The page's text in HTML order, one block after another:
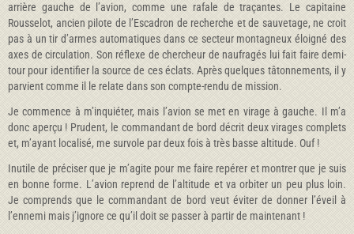
arrière gauche de l’avion, comme une rafale de traçantes. Le capitaine
Rousselot, ancien pilote de l’Escadron de recherche et de sauvetage, ne croit
pas à un tir d’armes automatiques dans ce secteur montagneux éloigné des
axes de circulation. Son réflexe de chercheur de naufragés lui fait faire demi-
tour pour identifier la source de ces éclats. Après quelques tâtonnements, il y
parvient comme il le relate dans son compte-rendu de mission.
Je commence à m’inquiéter, mais l’avion se met en virage à gauche. Il m’a
donc aperçu ! Prudent, le commandant de bord décrit deux virages complets
et, m’ayant localisé, me survole par deux fois à très basse altitude. Ouf !
Inutile de préciser que je m’agite pour me faire repérer et montrer que je suis
en bonne forme. L’avion reprend de l’altitude et va orbiter un peu plus loin.
Je comprends que le commandant de bord veut éviter de donner l’éveil à
l’ennemi mais j’ignore ce qu’il doit se passer à partir de maintenant !